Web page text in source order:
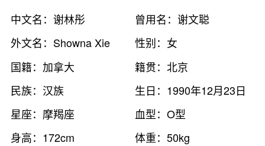
中文名：谢林彤
曾用名：谢文聪
外文名：Showna Xie
性别：女
国籍：加拿大
籍贯：北京
民族：汉族
生日：1990年12月23日
星座：摩羯座
血型：O型
身高：172cm
体重：50kg